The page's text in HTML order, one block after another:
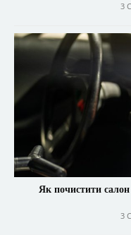
3
Як почистити
3